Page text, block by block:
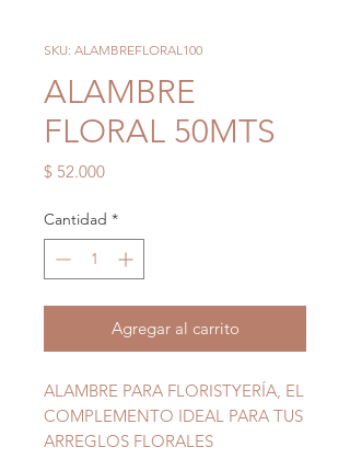
SKU: ALAMBREFLORAL100
ALAMBRE
FLORAL 50MTS
$ 52.000Precio
Cantidad *
Agregar al carrito
ALAMBRE PARA FLORISTYERÍA, EL
COMPLEMENTO IDEAL PARA TUS
ARREGLOS FLORALES